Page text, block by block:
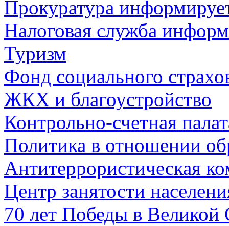
Прокуратура
Налоговая служба
Туризм
Фонд социального
ЖКХ и благоустройство
Контрольно-счетная
Политика в отношении
Антитеррористическая
Центр занятости
70 лет Победы в Великой